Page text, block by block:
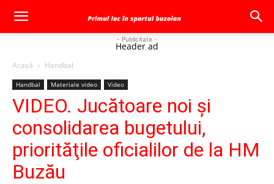
- Publicitate -
Header ad
Acasă Handbal
Handbal Materiale video Video
VIDEO. Jucătoare noi şi
consolidarea bugetului,
priorităţile oficialilor de la HM
Buzău